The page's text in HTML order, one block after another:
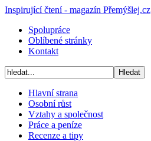
Inspirující čtení - magazín Přemýšlej.cz
Spolupráce
Oblíbené stránky
Kontakt
Hlavní strana
Osobní růst
Vztahy a společnost
Práce a peníze
Recenze a tipy